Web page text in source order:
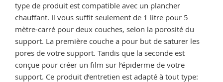
type de produit est compatible avec un plancher
chauffant. Il vous suffit seulement de 1 litre pour 5
mètre-carré pour deux couches, selon la porosité du
support. La première couche a pour but de saturer les
pores de votre support. Tandis que la seconde est
conçue pour créer un film sur l’épiderme de votre
support. Ce produit d’entretien est adapté à tout type: